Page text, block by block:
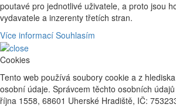
poutavé pro jednotlivé uživatele, a proto jsou
vydavatele a inzerenty třetích stran.
Více informací Souhlasím
Cookies
Tento web používá soubory cookie a z
osobní údaje. Správcem těchto osobních
října 1558, 68601 Uherské Hradiště, IČ: